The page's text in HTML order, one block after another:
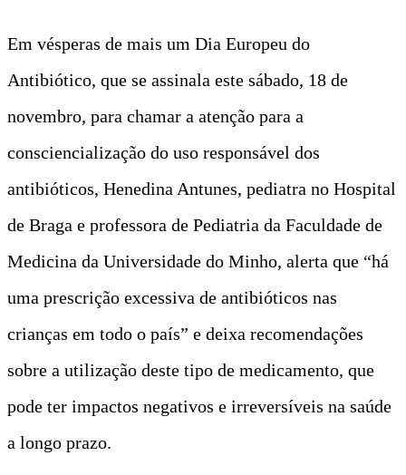
Em vésperas de mais um Dia Europeu do
Antibiótico, que se assinala este sábado, 18 de
novembro, para chamar a atenção para a
consciencialização do uso responsável dos
antibióticos, Henedina Antunes, pediatra no Hospital
de Braga e professora de Pediatria da Faculdade de
Medicina da Universidade do Minho, alerta que “há
uma prescrição excessiva de antibióticos nas
crianças em todo o país” e deixa recomendações
sobre a utilização deste tipo de medicamento, que
pode ter impactos negativos e irreversíveis na saúde
a longo prazo.